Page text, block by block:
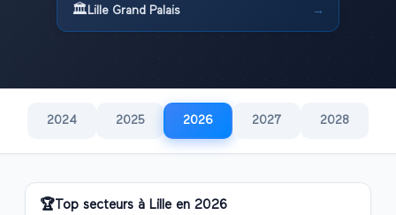
🏛️ Lille Grand Palais →
2024 2025 2026 2027 2028
🏆Top secteurs à Lille en 2026